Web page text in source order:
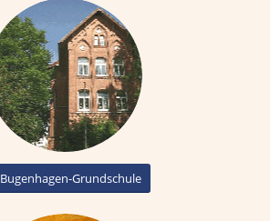
Bugenhagen-Grundschule